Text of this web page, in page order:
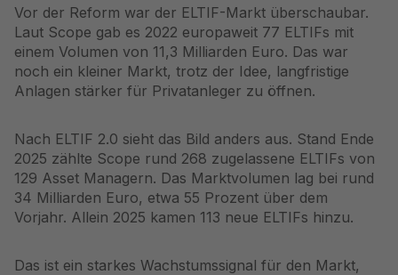
Vor der Reform war der ELTIF-Markt überschaubar.
Laut Scope gab es 2022 europaweit 77 ELTIFs mit
einem Volumen von 11,3 Milliarden Euro. Das war
noch ein kleiner Markt, trotz der Idee, langfristige
Anlagen stärker für Privatanleger zu öffnen.
Nach ELTIF 2.0 sieht das Bild anders aus. Stand Ende
2025 zählte Scope rund 268 zugelassene ELTIFs von
129 Asset Managern. Das Marktvolumen lag bei rund
34 Milliarden Euro, etwa 55 Prozent über dem
Vorjahr. Allein 2025 kamen 113 neue ELTIFs hinzu.
Das ist ein starkes Wachstumssignal für den Markt,